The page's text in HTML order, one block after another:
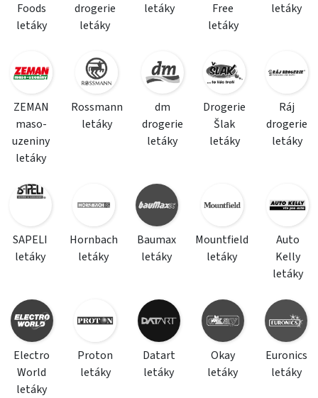
Foods
letáky
drogerie
letáky
letáky
Free
letáky
letáky
ZEMAN
maso-
uzeniny
letáky
Rossmann
letáky
dm
drogerie
letáky
Drogerie
Šlak
letáky
Ráj
drogerie
letáky
SAPELI
letáky
Hornbach
letáky
Baumax
letáky
Mountfield
letáky
Auto
Kelly
letáky
Electro
World
letáky
Proton
letáky
Datart
letáky
Okay
letáky
Euronics
letáky